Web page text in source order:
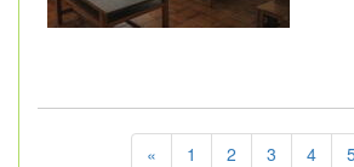
« 1 2 3 4